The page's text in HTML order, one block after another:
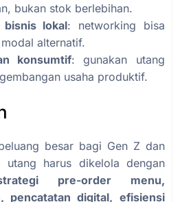
bukan stok berlebihan.
lokal: networking bisa
alternatif.
konsumtif: gunakan utang
usaha produktif.
besar bagi Gen Z dan
utang harus dikelola dengan
pre-order menu,
pencatatan digital, efisiensi